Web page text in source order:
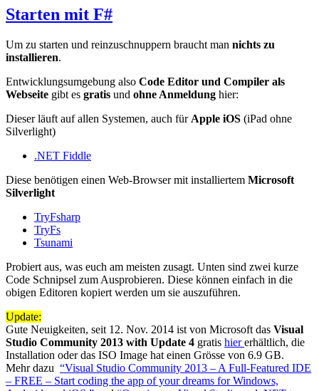
Starten mit F#
Um zu starten und reinzuschnuppern braucht man nichts zu
installieren.
Entwicklungsumgebung also Code Editor und Compiler als
Webseite gibt es gratis und ohne Anmeldung hier:
Dieser läuft auf allen Systemen, auch für Apple iOS (iPad ohne
Silverlight)
.NET Fiddle
Diese benötigen einen Web-Browser mit installiertem Microsoft
Silverlight
TryFsharp
TryFs
Tsunami
Probiert aus, was euch am meisten zusagt. Unten sind zwei kurze
Code Schnipsel zum Ausprobieren. Diese können einfach in die
obigen Editoren kopiert werden um sie auszuführen.
Update:
Gute Neuigkeiten, seit 12. Nov. 2014 ist von Microsoft das Visual
Studio Community 2013 with Update 4 gratis hiererhältlich, die
Installation oder das ISO Image hat einen Grösse von 6.9 GB.
Mehr dazu “Visual Studio Community 2013 – A Full-Featured IDE
– FREE – Start coding the app of your dreams for Windows,